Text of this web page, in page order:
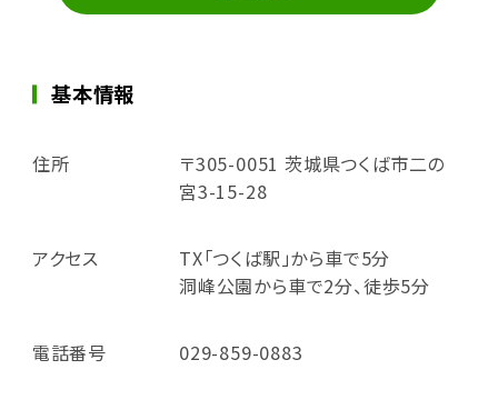
基本情報
住所
〒305-0051 茨城県つくば市二の
宮3-15-28
アクセス
TX「つくば駅」から車で5分
洞峰公園から車で2分、徒歩5分
電話番号 029-859-0883